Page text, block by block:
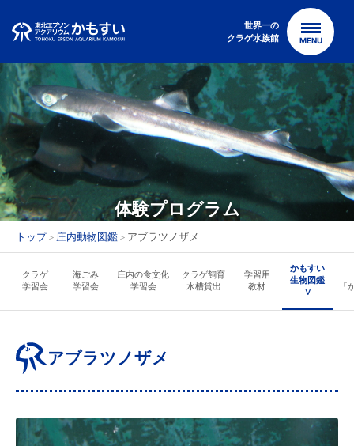
content
世界一の
クラゲ水族館
MENU
体験プログラム
トップ＞ 庄内動物図鑑 ＞ アブラツノザメ
クラゲ
学習会
海ごみ
学習会
庄内の食文化
学習会
クラゲ飼育
水槽貸出
学習用
教材
かもすい
生物図鑑
「
アブラツノザメ